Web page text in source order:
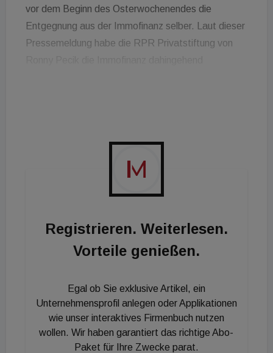
vor dem Beginn des Osterwochenendes die
Entgegnung aus der Immofinanz selber. Laut dieser
Pressemeldung habe die RPR Privatstiftung von
Sohin sei, betonte die Immofinanz Ronny Pecik,
unverändert Vorstandsvorsitzender der
Immofinanz. Im Falle eines Zustandekommens der
Aktienübertragung hatte Pecik vor zwei Monaten
geht es dabei um knapp zehn Prozent der
Immofinanz-Aktien. Laut vertraulichen immoflash-
Zustimmung seines Finanzpartners rechtzeitig
erlangt haben. Bestätigung dafür konnte von
immoflash von keiner Seite erlangt werden.
Registrieren. Weiterlesen.
Vorteile genießen.
Egal ob Sie exklusive Artikel, ein
Unternehmensprofil anlegen oder Applikationen
wie unser interaktives Firmenbuch nutzen
wollen. Wir haben garantiert das richtige Abo-
Paket für Ihre Zwecke parat.